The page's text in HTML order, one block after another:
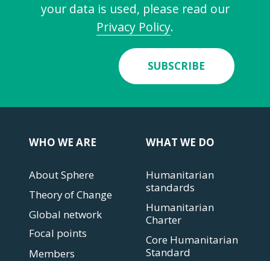
your data is used, please read our
Privacy Policy.
SUBSCRIBE
WHO WE ARE
About Sphere
Theory of Change
Global network
Focal points
Members
WHAT WE DO
Humanitarian
standards
Humanitarian
Charter
Core Humanitarian
Standard